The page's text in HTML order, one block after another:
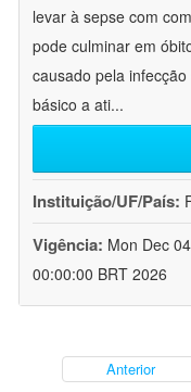
levar à sepse com
pode culminar em
causado pela
básico a ati...
Instituição/UF/País:
Vigência: Mon Dec
00:00:00 BRT 2026
Anterior